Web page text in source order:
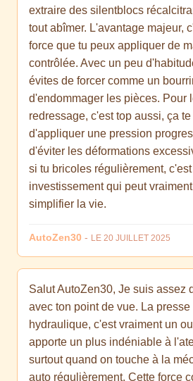
extraire des silentblocs
tout abîmer. L'avantage majeur,
force que tu peux appliquer de
contrôlée. Avec un peu
évites de forcer comme un
d'endommager les pièces. Pour
redressage, c'est top aussi, ça
d'appliquer une pression
d'éviter les déformations
si tu bricoles régulièrement, c'est
investissement qui peut
simplifier la vie.
AutoZen30 - LE 20 JUILLET 2025
Salut AutoZen30, Je suis assez
avec ton point de vue. La presse
hydraulique, c'est vraiment un
apporte un plus indéniable à
surtout quand on touche à la
auto régulièrement. Cette force